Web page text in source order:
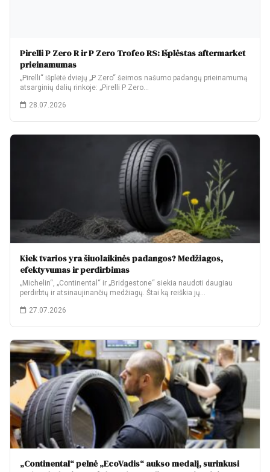
Pirelli P Zero R ir P Zero Trofeo RS: Išplėstas aftermarket
prieinamumas
„Pirelli“ išplėtė dviejų „P Zero“ šeimos našumo padangų prieinamumą
atsarginių dalių rinkoje: „Pirelli P Zero…
28.07.2026
Kiek tvarios yra šiuolaikinės padangos? Medžiagos,
efektyvumas ir perdirbimas
„Michelin“, „Continental“ ir „Bridgestone“ siekia naudoti daugiau
perdirbtų ir atsinaujinančių medžiagų. Štai ką reiškia jų…
27.07.2026
„Continental“ pelnė „EcoVadis“ aukso medalį, surinkusi